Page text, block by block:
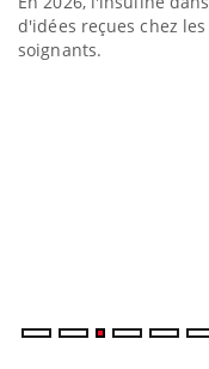
d'idées reçues chez
soignants.